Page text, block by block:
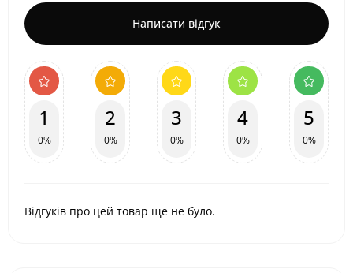
Написати відгук
1
0%
2
0%
3
0%
4
0%
5
0%
Відгуків про цей товар ще не було.